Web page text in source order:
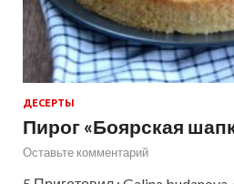
ДЕСЕРТЫ
Пирог «Боярская
Оставьте комментарий